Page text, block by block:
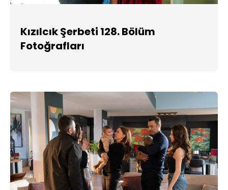
Kızılcık Şerbeti 128. Bölüm
Fotoğrafları